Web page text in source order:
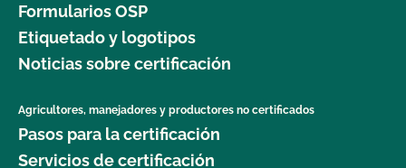
Formularios OSP
Etiquetado y logotipos
Noticias sobre certificación
Agricultores, manejadores y productores no certificados
Pasos para la certificación
Servicios de certificación